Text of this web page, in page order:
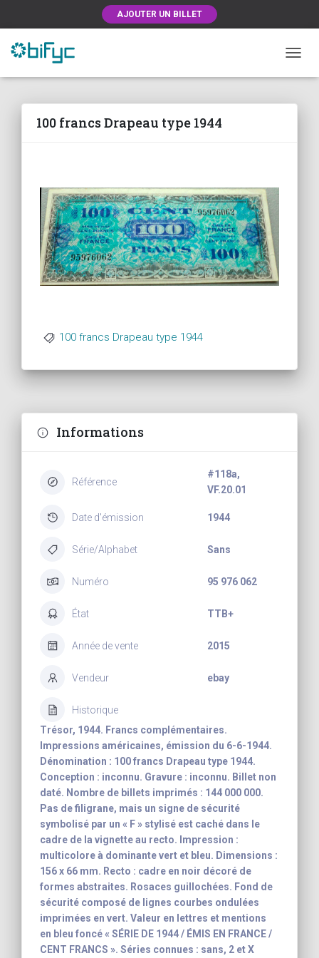
AJOUTER UN BILLET
100 francs Drapeau type 1944
100 francs Drapeau type 1944
Informations
Référence
#118a,
VF.20.01
Date d'émission 1944
Série/Alphabet Sans
Numéro 95 976 062
État TTB+
Année de vente 2015
Vendeur ebay
Historique
Trésor, 1944. Francs complémentaires.
Impressions américaines, émission du 6-6-1944.
Dénomination : 100 francs Drapeau type 1944.
Conception : inconnu. Gravure : inconnu. Billet non
daté. Nombre de billets imprimés : 144 000 000.
Pas de filigrane, mais un signe de sécurité
symbolisé par un « F » stylisé est caché dans le
cadre de la vignette au recto. Impression :
multicolore à dominante vert et bleu. Dimensions :
156 x 66 mm. Recto : cadre en noir décoré de
formes abstraites. Rosaces guillochées. Fond de
sécurité composé de lignes courbes ondulées
imprimées en vert. Valeur en lettres et mentions
en bleu foncé « SÉRIE DE 1944 / ÉMIS EN FRANCE /
CENT FRANCS ». Séries connues : sans, 2 et X